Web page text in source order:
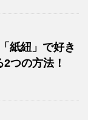
紙紐」で好き
つの方法！